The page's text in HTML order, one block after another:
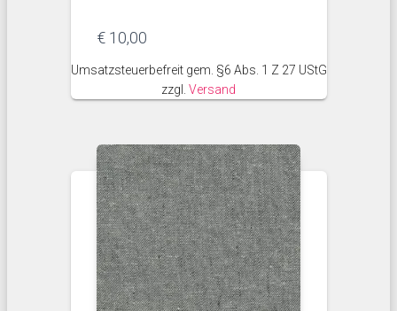
€ 10,00
Umsatzsteuerbefreit gem. §6 Abs. 1 Z 27 UStG
zzgl. Versand